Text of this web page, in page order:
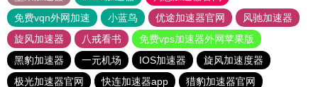
免费vqn外网加速
小蓝鸟 优途加速器官网
风驰加速器
旋风加速器
八戒看书
免费vps加速器外网苹果版
黑豹加速器
一元机场 IOS加速器
旋风加速度器
极光加速器官网
快连加速器app 猎豹加速器官网